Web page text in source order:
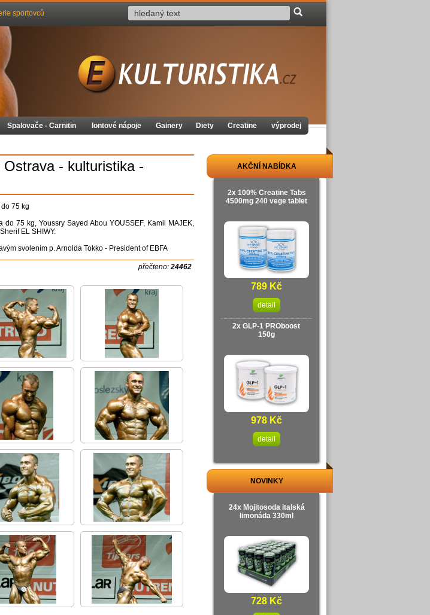
- kulturistika -
75 kg
75 kg, Youssry Sayed Abou YOUSSEF, Kamil MAJEK,
EL SHIWY.
svolením p. Arnolda Tokko - President of EBFA
přečteno:24462
AKČNÍ NABÍDKA
2x 100% Creatine Tabs
4500mg 240 vege tablet
789 Kč
detail
2x GLP-1 PROboost
150g
978 Kč
detail
NOVINKY
24x Mojitosoda italská
limonáda 330ml
728 Kč
sportovců
Spalovače - Carnitin Iontové nápoje Gainery Diety Creatine výprodej